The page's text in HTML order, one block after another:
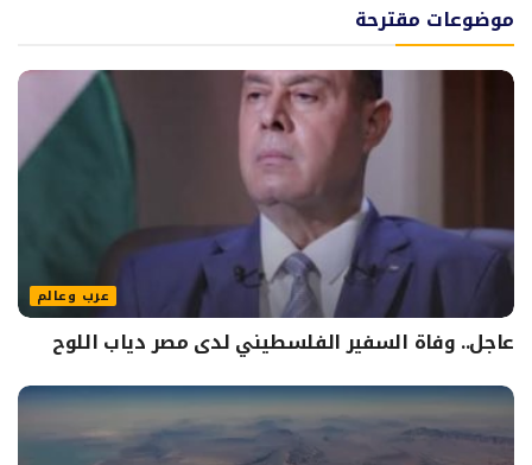
موضوعات مقترحة
عرب وعالم
عاجل.. وفاة السفير الفلسطيني لدى مصر دياب اللوح